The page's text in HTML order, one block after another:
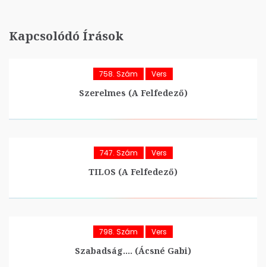
Kapcsolódó Írások
758. Szám Vers
Szerelmes (A Felfedező)
747. Szám Vers
TILOS (A Felfedező)
798. Szám Vers
Szabadság…. (Ácsné Gabi)